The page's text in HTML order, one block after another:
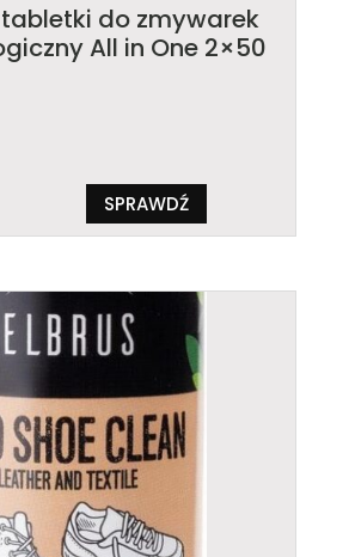
do zmywarek
All in One 2×50
SPRAWDŹ